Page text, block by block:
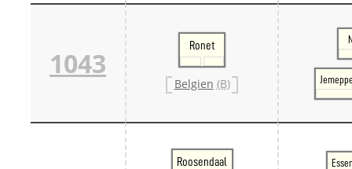
1043
Ronet
Belgien (B)
Roosendaal